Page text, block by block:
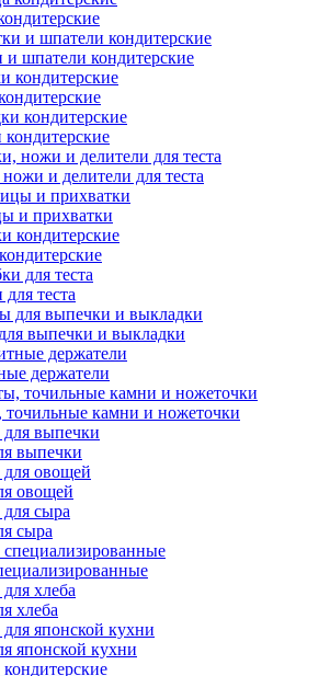
и шпатели кондитерские
кондитерские
и делители для теста
и прихватки
теста
выпечки и выкладки
держатели
камни и ножеточки
выпечки
овощей
сыра
хлеба
японской кухни